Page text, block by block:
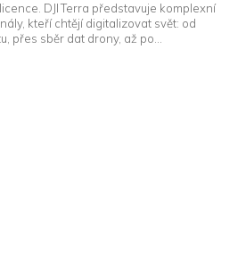
DJI Terra představuje komplexní
kteří chtějí digitalizovat svět: od
přes sběr dat drony, až po...